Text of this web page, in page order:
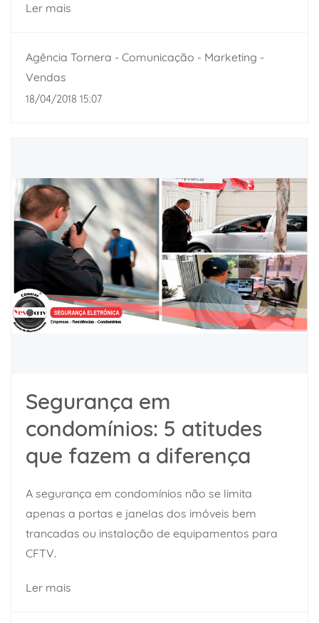
Ler mais
Agência Tornera - Comunicação - Marketing -
Vendas
18/04/2018 15:07
Segurança em
condomínios: 5 atitudes
que fazem a diferença
A segurança em condomínios não se limita
apenas a portas e janelas dos imóveis bem
trancadas ou instalação de equipamentos para
CFTV.
Ler mais